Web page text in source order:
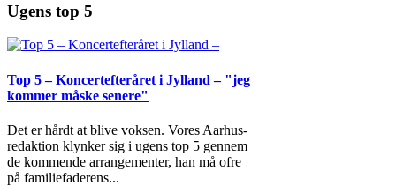
Ugens top 5
Top 5 – Koncertefteråret i Jylland – "jeg
kommer måske senere"
Det er hårdt at blive voksen. Vores Aarhus-
redaktion klynker sig i ugens top 5 gennem
de kommende arrangementer, han må ofre
på familiefaderens...